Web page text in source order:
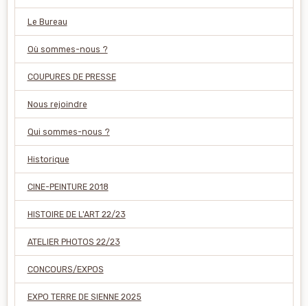
Le Bureau
Où sommes-nous ?
COUPURES DE PRESSE
Nous rejoindre
Qui sommes-nous ?
Historique
CINE-PEINTURE 2018
HISTOIRE DE L'ART 22/23
ATELIER PHOTOS 22/23
CONCOURS/EXPOS
EXPO TERRE DE SIENNE 2025